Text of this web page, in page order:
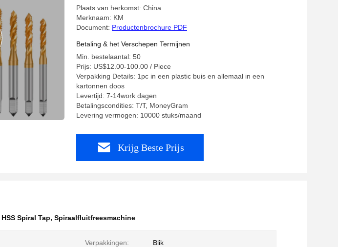
Plaats van herkomst: China
Merknaam: KM
Document: Productenbrochure PDF
Betaling & het Verschepen Termijnen
Min. bestelaantal: 50
Prijs: US$12.00-100.00 / Piece
Verpakking Details: 1pc in een plastic buis en allemaal in een
kartonnen doos
Levertijd: 7-14work dagen
Betalingscondities: T/T, MoneyGram
Levering vermogen: 10000 stuks/maand
Krijg Beste Prijs
HSS Spiral Tap, Spiraalfluitfreesmachine
Verpakkingen: Blik